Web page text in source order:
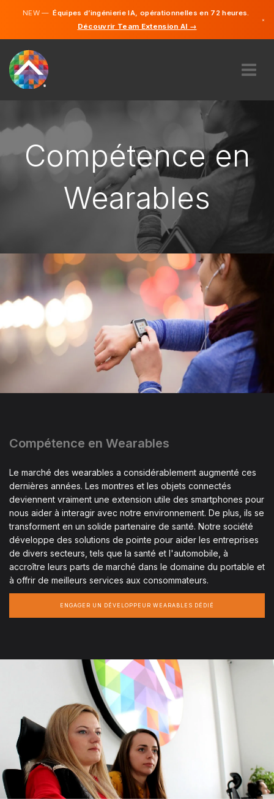
NEW —Équipes d’ingénierie IA, opérationnelles en 72 heures.
Découvrir Team Extension AI →
×
COMPÉTENCE
CARRIÈRES
DÉMARRER
Compétence en
Wearables
Compétence en Wearables
Le marché des wearables a considérablement augmenté ces
dernières années. Les montres et les objets connectés
deviennent vraiment une extension utile des smartphones pour
nous aider à interagir avec notre environnement. De plus, ils se
transforment en un solide partenaire de santé. Notre société
développe des solutions de pointe pour aider les entreprises
de divers secteurs, tels que la santé et l'automobile, à
accroître leurs parts de marché dans le domaine du portable et
à offrir de meilleurs services aux consommateurs.
ENGAGER UN DÉVELOPPEUR WEARABLES DÉDIÉ